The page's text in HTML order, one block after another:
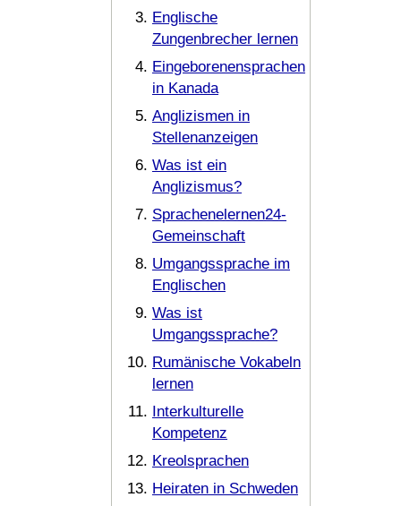
Englische
Zungenbrecher lernen
Eingeborenensprachen
in Kanada
Anglizismen in
Stellenanzeigen
Was ist ein
Anglizismus?
Sprachenelernen24-
Gemeinschaft
Umgangssprache im
Englischen
Was ist
Umgangssprache?
Rumänische Vokabeln
lernen
Interkulturelle
Kompetenz
Kreolsprachen
Heiraten in Schweden